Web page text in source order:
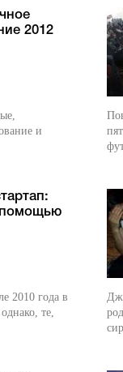
2012
и
помощью
2010 года в
те,